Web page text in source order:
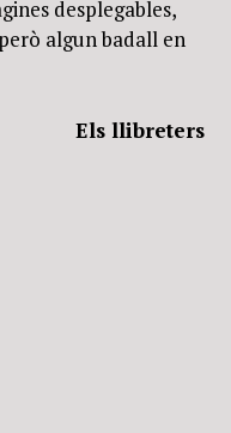
desplegables,
algun badall en
Els llibreters